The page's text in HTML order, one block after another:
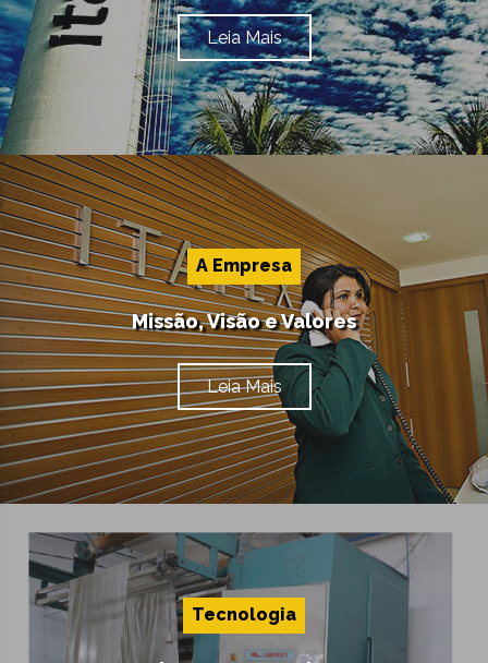
Leia Mais
A Empresa
Missão, Visão e Valores
Leia Mais
Tecnologia